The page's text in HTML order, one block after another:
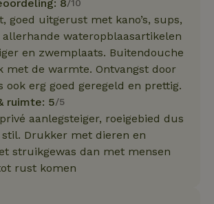
8/10
goed uitgerust met kano’s, sups,
allerhande wateropblaasartikelen
en zwemplaats. Buitendouche
met de warmte. Ontvangst door
ook erg goed geregeld en prettig.
ruimte: 5/5
aanlegsteiger, roeigebied dus
Drukker met dieren en
struikgewas dan met mensen
rust komen